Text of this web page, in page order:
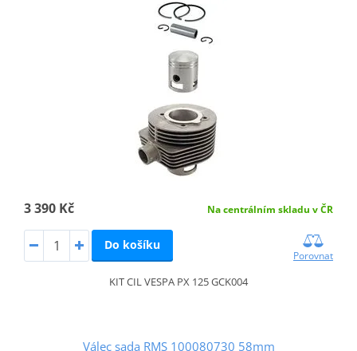
3 390 Kč Na centrálním skladu v ČR
Do košíku
Porovnat
KIT CIL VESPA PX 125 GCK004
Válec sada RMS 100080730 58mm